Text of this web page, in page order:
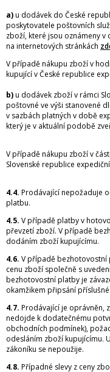
a)u dodávek do České
poskytovatele poštovních
zboží, které jsou oznámeny v
na internetových stránkách
V případě nákupu zboží v
kupující v České republice
b)u dodávek zboží v rámci
poštovné ve výši stanovené
v sazbách platných v době
který je v aktuální podobě
V případě nákupu zboží v
Slovenské republice
4.4. Prodávající nepožaduje
platbu.
4.5. V případě platby v
převzetí zboží. V případě
dodáním zboží kupujícímu.
4.6. V případě bezhotovostní
cenu zboží společně s
bezhotovostní platby je
okamžikem připsání
4.7. Prodávající je oprávněn,
nedojde k dodatečnému
obchodních podmínek),
odesláním zboží kupujícímu.
zákoníku se nepoužije.
4.8. Případné slevy z ceny